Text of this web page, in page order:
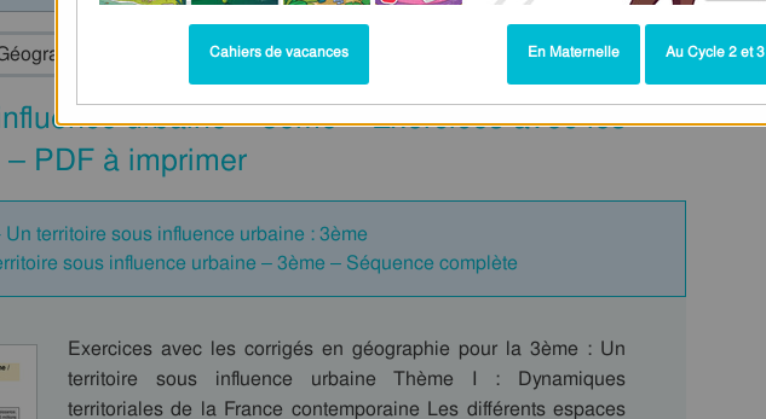
: 3ème
urbaine – 3ème – Exercices avec les
PDF à imprimer
Un territoire sous influence urbaine : 3ème
sous influence urbaine – 3ème – Séquence complète
Exercices avec les corrigés en géographie pour la 3ème : Un
territoire sous influence urbaine Thème I : Dynamiques
territoriales de la France contemporaine Les différents espaces
Cahiers de vacances En Maternelle Au Cycle 2 et 3